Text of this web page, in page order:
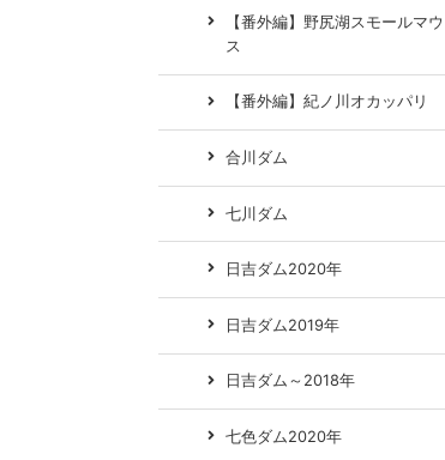
【番外編】野尻湖スモールマウ
ス
【番外編】紀ノ川オカッパリ
合川ダム
七川ダム
日吉ダム2020年
日吉ダム2019年
日吉ダム～2018年
七色ダム2020年